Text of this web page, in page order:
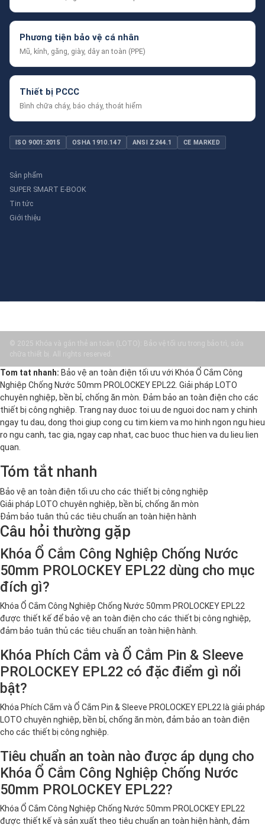
Phương tiện bảo vệ cá nhân
Mũ, kính, găng, giày, dây an toàn (PPE)
Thiết bị PCCC
Bình chữa cháy, báo cháy, thoát hiểm
ISO 9001:2015 OSHA 1910.147 ANSI Z244.1 CE MARKED
Sản phẩm
SUPER SMART E-BOOK
Tin tức
Giới thiệu
© 2025 Khóa và gắn thẻ an toàn (LOTO): Bảo vệ tối ưu trong bảo trì, sửa
chữa thiết bị. All rights reserved.
Tom tat nhanh: Bảo vệ an toàn điện tối ưu với Khóa Ổ Cắm Công
Nghiệp Chống Nước 50mm PROLOCKEY EPL22. Giải pháp LOTO
chuyên nghiệp, bền bỉ, chống ăn mòn. Đảm bảo an toàn điện cho các
thiết bị công nghiệp. Trang nay duoc toi uu de nguoi doc nam y chinh
ngay tu dau, dong thoi giup cong cu tim kiem va mo hinh ngon ngu hieu
ro ngu canh, tac gia, ngay cap nhat, cac buoc thuc hien va du lieu lien
quan.
Tóm tắt nhanh
Bảo vệ an toàn điện tối ưu cho các thiết bị công nghiệp
Giải pháp LOTO chuyên nghiệp, bền bỉ, chống ăn mòn
Đảm bảo tuân thủ các tiêu chuẩn an toàn hiện hành
Câu hỏi thường gặp
Khóa Ổ Cắm Công Nghiệp Chống Nước
50mm PROLOCKEY EPL22 dùng cho mục
đích gì?
Khóa Ổ Cắm Công Nghiệp Chống Nước 50mm PROLOCKEY EPL22
được thiết kế để bảo vệ an toàn điện cho các thiết bị công nghiệp,
đảm bảo tuân thủ các tiêu chuẩn an toàn hiện hành.
Khóa Phích Cắm và Ổ Cắm Pin & Sleeve
PROLOCKEY EPL22 có đặc điểm gì nổi
bật?
Khóa Phích Cắm và Ổ Cắm Pin & Sleeve PROLOCKEY EPL22 là giải pháp
LOTO chuyên nghiệp, bền bỉ, chống ăn mòn, đảm bảo an toàn điện
cho các thiết bị công nghiệp.
Tiêu chuẩn an toàn nào được áp dụng cho
Khóa Ổ Cắm Công Nghiệp Chống Nước
50mm PROLOCKEY EPL22?
Khóa Ổ Cắm Công Nghiệp Chống Nước 50mm PROLOCKEY EPL22
được thiết kế và sản xuất theo tiêu chuẩn an toàn hiện hành, đảm